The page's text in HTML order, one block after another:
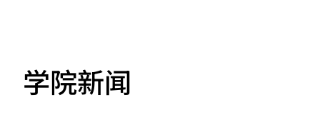
学院新闻